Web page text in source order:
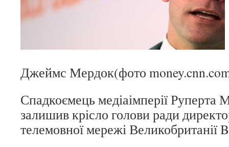
Джеймс Мердок(фото
Спадкоємець медіаімперії
залишив крісло голови ради
телемовної мережі Великобританії